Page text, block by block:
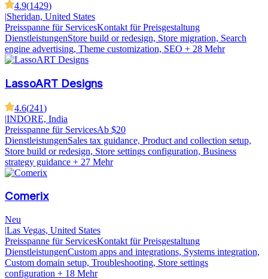
4.9(1429)
|Sheridan, United States
Preisspanne für ServicesKontakt für Preisgestaltung
DienstleistungenStore build or redesign, Store migration, Search
engine advertising, Theme customization, SEO + 28 Mehr
LassoART Designs
4.6(241)
|INDORE, India
Preisspanne für ServicesAb $20
DienstleistungenSales tax guidance, Product and collection setup,
Store build or redesign, Store settings configuration, Business
strategy guidance + 27 Mehr
Comerix
Neu
|Las Vegas, United States
Preisspanne für ServicesKontakt für Preisgestaltung
DienstleistungenCustom apps and integrations, Systems integration,
Custom domain setup, Troubleshooting, Store settings
configuration + 18 Mehr